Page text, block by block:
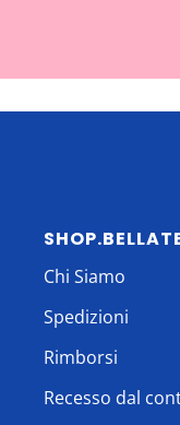
Chi Siamo
Spedizioni
Rimborsi
Recesso dal